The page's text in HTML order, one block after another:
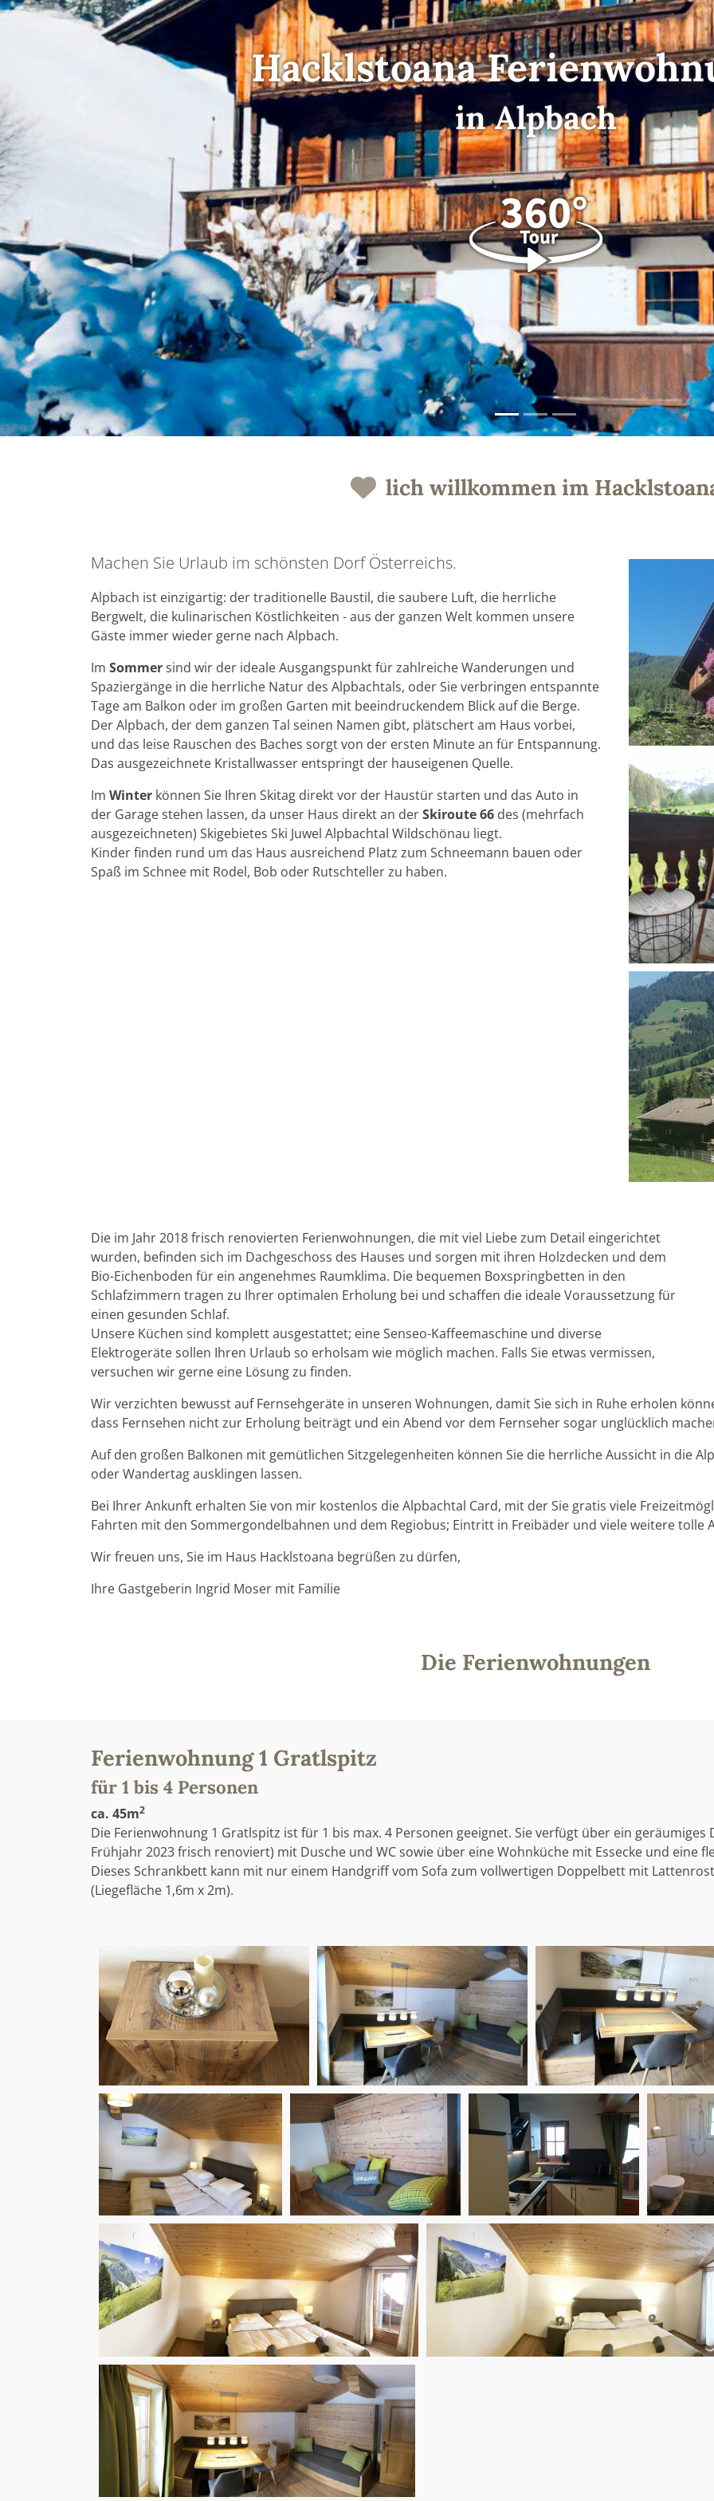
Hacklstoana
in Alpbach
lich willkommen im
Machen Sie Urlaub im schönsten Dorf Österreichs.
Alpbach ist einzigartig: der traditionelle Baustil, die saubere Luft, die herrliche
Bergwelt, die kulinarischen Köstlichkeiten - aus der ganzen Welt kommen unsere
Gäste immer wieder gerne nach Alpbach.
Im Sommersind wir der ideale Ausgangspunkt für zahlreiche Wanderungen und
Spaziergänge in die herrliche Natur des Alpbachtals, oder Sie verbringen entspannte
Tage am Balkon oder im großen Garten mit beeindruckendem Blick auf die Berge.
Der Alpbach, der dem ganzen Tal seinen Namen gibt, plätschert am Haus vorbei,
und das leise Rauschen des Baches sorgt von der ersten Minute an für Entspannung.
Das ausgezeichnete Kristallwasser entspringt der hauseigenen Quelle.
Im Winter können Sie Ihren Skitag direkt vor der Haustür starten und das Auto in
der Garage stehen lassen, da unser Haus direkt an derSkiroute 66 des (mehrfach
ausgezeichneten) Skigebietes Ski Juwel Alpbachtal Wildschönau liegt.
Kinder finden rund um das Haus ausreichend Platz zum Schneemann bauen oder
Spaß im Schnee mit Rodel, Bob oder Rutschteller zu haben.
Die im Jahr 2018 frisch renovierten Ferienwohnungen, die mit viel Liebe zum Detail eingerichtet
wurden, befinden sich im Dachgeschoss des Hauses und sorgen mit ihren Holzdecken und dem
Bio-Eichenboden für ein angenehmes Raumklima. Die bequemen Boxspringbetten in den
Schlafzimmern tragen zu Ihrer optimalen Erholung bei und schaffen die ideale Voraussetzung für
einen gesunden Schlaf.
Unsere Küchen sind komplett ausgestattet; eine Senseo-Kaffeemaschine und diverse
Elektrogeräte sollen Ihren Urlaub so erholsam wie möglich machen. Falls Sie etwas vermissen,
versuchen wir gerne eine Lösung zu finden.
Wir verzichten bewusst auf Fernsehgeräte in unseren Wohnungen, damit Sie sich in Ruhe erholen
dass Fernsehen nicht zur Erholung beiträgt und ein Abend vor dem Fernseher sogar unglücklich
Auf den großen Balkonen mit gemütlichen Sitzgelegenheiten können Sie die herrliche Aussicht in die
oder Wandertag ausklingen lassen.
Bei Ihrer Ankunft erhalten Sie von mir kostenlos die Alpbachtal Card, mit der Sie gratis viele
Fahrten mit den Sommergondelbahnen und dem Regiobus; Eintritt in Freibäder und viele weitere tolle
Wir freuen uns, Sie im Haus Hacklstoana begrüßen zu dürfen,
Ihre Gastgeberin Ingrid Moser mit Familie
Die Ferienwohnungen
Ferienwohnung 1 Gratlspitz
für 1 bis 4 Personen
ca. 45m2
Die Ferienwohnung 1 Gratlspitz ist für 1 bis max. 4 Personen geeignet. Sie verfügt über ein
Frühjahr 2023 frisch renoviert) mit Dusche und WC sowie über eine Wohnküche mit Essecke und eine
Dieses Schrankbett kann mit nur einem Handgriff vom Sofa zum vollwertigen Doppelbett mit
(Liegefläche 1,6m x 2m).